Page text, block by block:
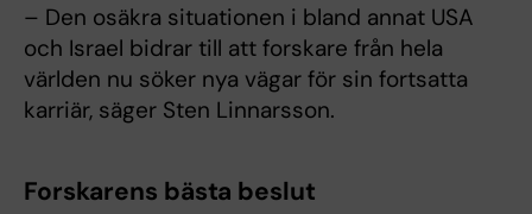
– Den osäkra situationen i bland annat USA
och Israel bidrar till att forskare från hela
världen nu söker nya vägar för sin fortsatta
karriär, säger Sten Linnarsson.
Forskarens bästa beslut